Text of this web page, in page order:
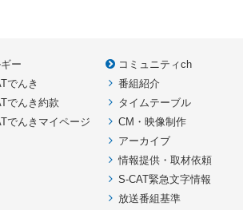
ー
でんき
でんき約款
でんきマイページ
コミュニティch
番組紹介
タイムテーブル
CM・映像制作
アーカイブ
情報提供・取材依頼
S-CAT緊急文字情報
放送番組基準